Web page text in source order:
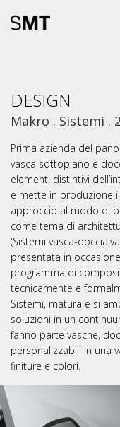
DESIGN
Makro . Sistemi .
Prima azienda del
vasca sottopiano e
elementi distintivi
e mette in produzione
approccio al modo di
come tema di
(Sistemi vasca-
presentata in
programma di
tecnicamente e
Sistemi, matura e si
soluzioni in un
fanno parte vasche,
personalizzabili in una
finiture e colori.